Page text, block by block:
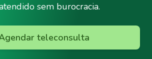
sem burocracia.
teleconsulta